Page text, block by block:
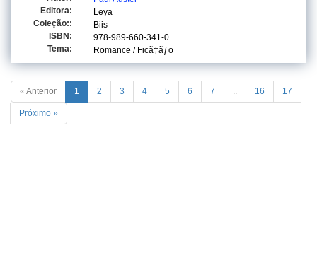
Editora:
Leya
Coleção::
Biis
ISBN:
978-989-660-341-0
Tema:
Romance / Ficã‡ãƒo
« Anterior 1 2 3 4 5 6 7 .. 16 17
Próximo »